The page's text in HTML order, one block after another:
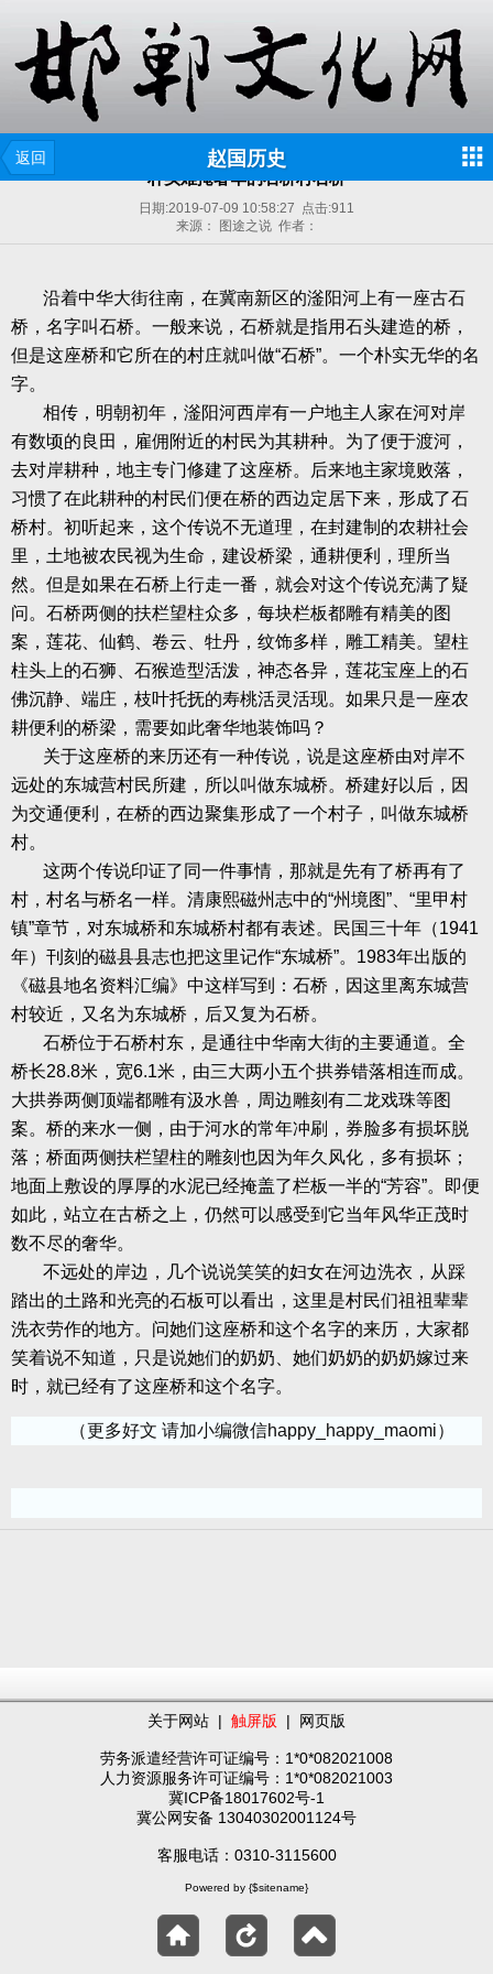
返回 赵国历史
朴实难掩奢华的石桥村石桥
日期:2019-07-09 10:58:27 点击:911
来源： 图途之说 作者：
沿着中华大街往南，在冀南新区的滏阳河上有一座古石
桥，名字叫石桥。一般来说，石桥就是指用石头建造的桥，
但是这座桥和它所在的村庄就叫做“石桥”。一个朴实无华的名
字。
相传，明朝初年，滏阳河西岸有一户地主人家在河对岸
有数顷的良田，雇佣附近的村民为其耕种。为了便于渡河，
去对岸耕种，地主专门修建了这座桥。后来地主家境败落，
习惯了在此耕种的村民们便在桥的西边定居下来，形成了石
桥村。初听起来，这个传说不无道理，在封建制的农耕社会
里，土地被农民视为生命，建设桥梁，通耕便利，理所当
然。但是如果在石桥上行走一番，就会对这个传说充满了疑
问。石桥两侧的扶栏望柱众多，每块栏板都雕有精美的图
案，莲花、仙鹤、卷云、牡丹，纹饰多样，雕工精美。望柱
柱头上的石狮、石猴造型活泼，神态各异，莲花宝座上的石
佛沉静、端庄，枝叶托抚的寿桃活灵活现。如果只是一座农
耕便利的桥梁，需要如此奢华地装饰吗？
关于这座桥的来历还有一种传说，说是这座桥由对岸不
远处的东城营村民所建，所以叫做东城桥。桥建好以后，因
为交通便利，在桥的西边聚集形成了一个村子，叫做东城桥
村。
这两个传说印证了同一件事情，那就是先有了桥再有了
村，村名与桥名一样。清康熙磁州志中的“州境图”、“里甲村
镇”章节，对东城桥和东城桥村都有表述。民国三十年（1941
年）刊刻的磁县县志也把这里记作“东城桥”。 1983年出版的
《磁县地名资料汇编》中这样写到：石桥，因这里离东城营
村较近，又名为东城桥，后又复为石桥。
石桥位于石桥村东，是通往中华南大街的主要通道。全
桥长28.8米，宽6.1米，由三大两小五个拱券错落相连而成。
大拱券两侧顶端都雕有汲水兽，周边雕刻有二龙戏珠等图
案。桥的来水一侧，由于河水的常年冲刷，券脸多有损坏脱
落；桥面两侧扶栏望柱的雕刻也因为年久风化，多有损坏；
地面上敷设的厚厚的水泥已经掩盖了栏板一半的“芳容”。即便
如此，站立在古桥之上，仍然可以感受到它当年风华正茂时
数不尽的奢华。
不远处的岸边，几个说说笑笑的妇女在河边洗衣，从踩
踏出的土路和光亮的石板可以看出，这里是村民们祖祖辈辈
洗衣劳作的地方。问她们这座桥和这个名字的来历，大家都
笑着说不知道，只是说她们的奶奶、她们奶奶的奶奶嫁过来
时，就已经有了这座桥和这个名字。
（更多好文 请加小编微信happy_happy_maomi）
关于网站 | 触屏版 | 网页版
劳务派遣经营许可证编号：1*0*082021008
人力资源服务许可证编号：1*0*082021003
冀ICP备18017602号-1
冀公网安备 13040302001124号
客服电话：0310-3115600
Powered by {$sitename}